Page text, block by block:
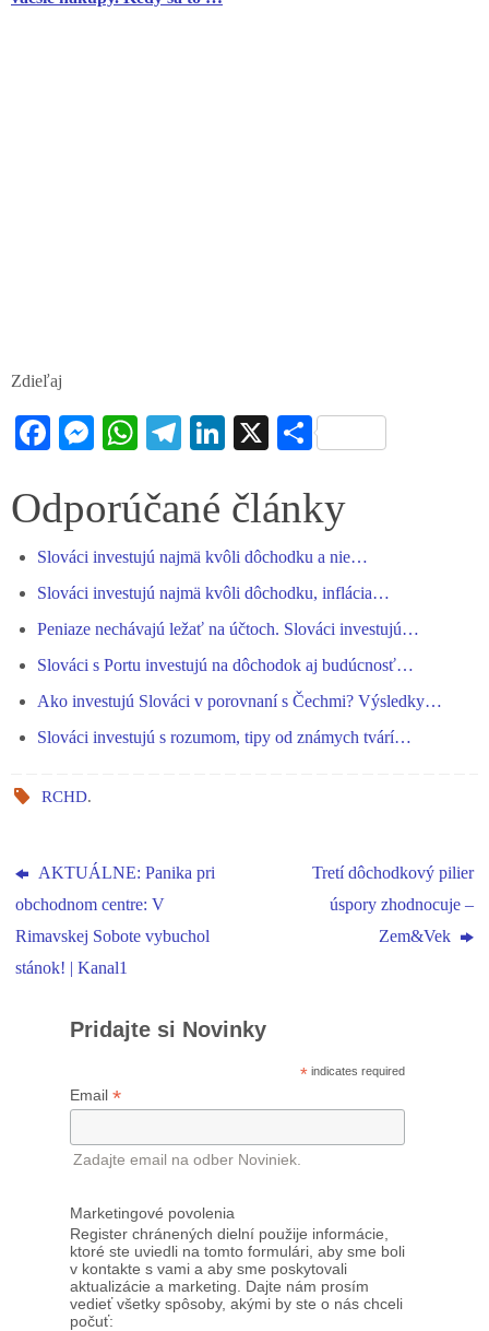
Zdieľaj
Fa
bo
ok
M
se
er
W
ts
pp
Te
gr
m
Li
ed
X S
re
Odporúčané články
Slováci investujú najmä kvôli dôchodku a nie…
Slováci investujú najmä kvôli dôchodku, inflácia…
Peniaze nechávajú ležať na účtoch. Slováci investujú…
Slováci s Portu investujú na dôchodok aj budúcnosť…
Ako investujú Slováci v porovnaní s Čechmi? Výsledky…
Slováci investujú s rozumom, tipy od známych tvárí…
RCHD.
AKTUÁLNE: Panika pri
obchodnom centre: V
Rimavskej Sobote vybuchol
stánok! | Kanal1
Tretí dôchodkový pilier
úspory zhodnocuje –
Zem&Vek
Pridajte si Novinky
* indicates required
Email *
Zadajte email na odber Noviniek.
Marketingové povolenia
Register chránených dielní použije informácie,
ktoré ste uviedli na tomto formulári, aby sme boli
v kontakte s vami a aby sme poskytovali
aktualizácie a marketing. Dajte nám prosím
vedieť všetky spôsoby, akými by ste o nás chceli
počuť: